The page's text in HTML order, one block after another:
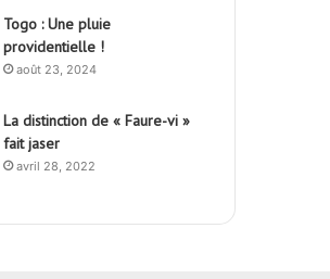
Togo : Une pluie
providentielle !
août 23, 2024
La distinction de « Faure-vi »
fait jaser
avril 28, 2022